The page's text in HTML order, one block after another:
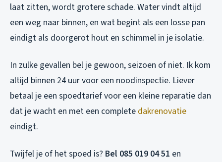
laat zitten, wordt grotere schade. Water vindt altijd
een weg naar binnen, en wat begint als een losse pan
eindigt als doorgerot hout en schimmel in je isolatie.
In zulke gevallen bel je gewoon, seizoen of niet. Ik kom
altijd binnen 24 uur voor een noodinspectie. Liever
betaal je een spoedtarief voor een kleine reparatie dan
dat je wacht en met een complete dakrenovatie
eindigt.
Twijfel je of het spoed is? Bel 085 019 04 51 en